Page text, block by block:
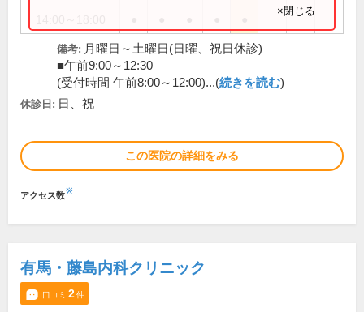
×閉じる
備考: 月曜日～土曜日(日曜、祝日休診)
■午前9:00～12:30
(受付時間 午前8:00～12:00)...(続きを読む)
休診日: 日、祝
この医院の詳細をみる
アクセス数※
有馬・藤島内科クリニック
口コミ 2件